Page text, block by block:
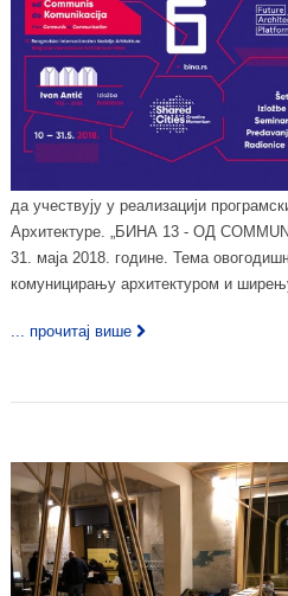
да учествују у реализацији
Архитектуре. „БИНА 13 - ОД
31. маја 2018. године. Тема
комуницирању архитектуром и
... прочитај више